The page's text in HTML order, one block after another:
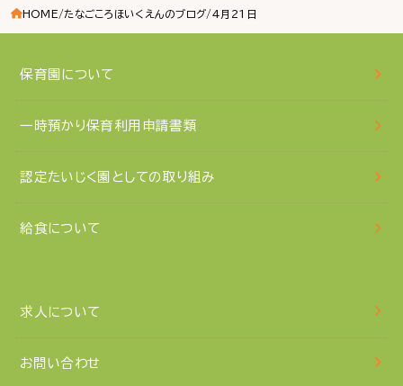
HOME たなごころほいくえんのブログ 4月21日
保育園について
一時預かり保育利用申請書類
認定たいじく園としての取り組み
給食について
求人について
お問い合わせ